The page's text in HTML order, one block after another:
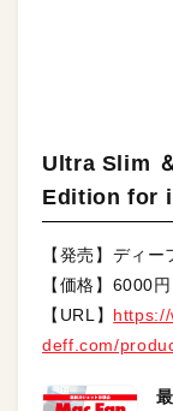
Ultra Slim
Edition for
【発売】ディー
【価格】6000円
【URL】 https://
deff.com/